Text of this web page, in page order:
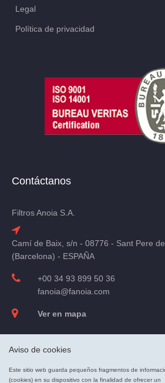
Legal
Política de privacidad
Contáctanos
Filtros Anoia S.A.
Camí de Baix, s/n - 08776 - Sant Pere
(Barcelona) - ESPAÑA
+00 34 93 899 50 36
fanoia@fanoia.com
Ver en mapa
© Copyright 2019 Filtros Anoia. Todos
Aviso de cookies
Este sitio web guarda pequeños fragmentos de
(cookies) en su dispositivo con la finalidad de ofrecer un